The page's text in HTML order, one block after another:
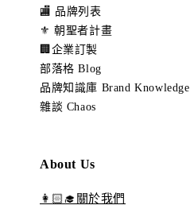
🏬 品牌列表
⚜️ 朝聖者計畫
🏢企業訂製
部落格 Blog
品牌知識庫 Brand Knowledge
雜談 Chaos
About Us
👩🏻‍🎓關於我們